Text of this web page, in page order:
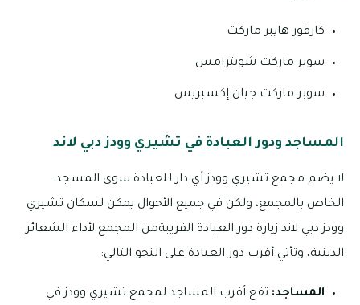
كارفور هايبر ماركت
سوبر ماركت شويترامس
سوبر ماركت جيان إكسبريس
المساجد ودور العبادة في تشيري وودز دبي لاند
لا يضم مجمع تشيري وودز أي دار للعبادة سوى المسجد
الخاص بالمجمع، ولكن في جميع الأحوال يمكن لسكان تشيري
وودز دبي لاند زيارة دور العبادة القريبةمن المجمع لأداء الشعائر
الدينية، وتأتي أقرب دور العبادة على النحو التالي:
المساجد: تقع أقرب المساجد لمجمع تشيري وودز في